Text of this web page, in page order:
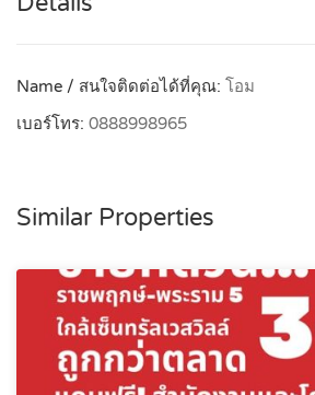
Name / สนใจติดต่อได้ที่คุณ: โอม
เบอร์โทร: 0888998965
Similar Properties